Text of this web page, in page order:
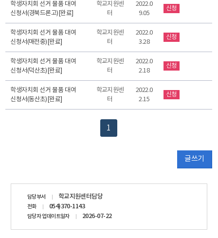
학생자치회 선거 물품 대여
신청서(경북드론고)[완료]
학교지원센
터
2022.0
9.05
신청
학생자치회 선거 물품 대여
신청서(매전중)[완료]
학교지원센
터
2022.0
3.28
신청
학생자치회 선거 물품 대여
신청서(덕산초)[완료]
학교지원센
터
2022.0
2.18
신청
학생자치회 선거 물품 대여
신청서(동산초)[완료]
학교지원센
터
2022.0
2.15
신청
1
글쓰기
담당부서 학교지원센터담당
전화 054)370-1143
담당자 업데이트일자 2026-07-22